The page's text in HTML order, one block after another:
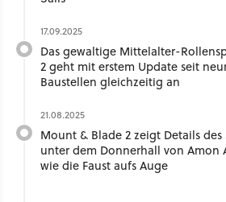
17.09.2025
Das gewaltige Mittelalter-
2 geht mit erstem Update seit
Baustellen gleichzeitig an
21.08.2025
Mount & Blade 2 zeigt Details des
unter dem Donnerhall von Amon
wie die Faust aufs Auge